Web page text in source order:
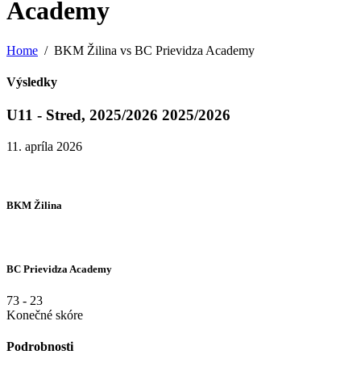
Academy
Home BKM Žilina vs BC Prievidza Academy
Výsledky
U11 - Stred, 2025/2026 2025/2026
11. apríla 2026
BKM Žilina
BC Prievidza Academy
73 - 23
Konečné skóre
Podrobnosti